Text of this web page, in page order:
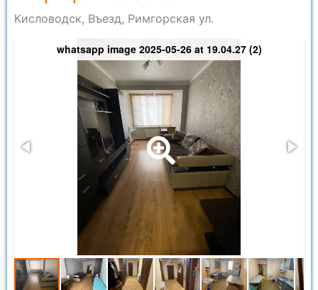
Кисловодск, Въезд, Римгорская ул.
whatsapp image 2025-05-26 at 19.04.27 (2)